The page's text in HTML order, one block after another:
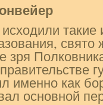
свято
зря
именно как
основной